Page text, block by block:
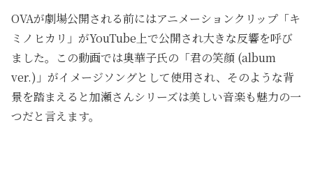
OVAが劇場公開される前にはアニメーションクリップ「キ
ミノヒカリ」がYouTube上で公開され大きな反響を呼び
ました。この動画では奥華子氏の「君の笑顔 (album
ver.)」がイメージソングとして使用され、そのような背
景を踏まえると加瀬さんシリーズは美しい音楽も魅力の一
つだと言えます。